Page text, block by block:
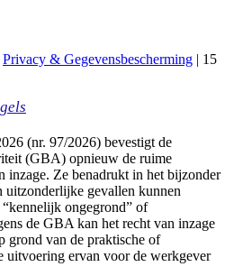
Privacy & Gegevensbescherming | 15
(nr. 97/2026) bevestigt de
(GBA) opnieuw de ruime
inzage. Ze benadrukt in het bijzonder
uitzonderlijke gevallen kunnen
ongegrond” of
de GBA kan het recht van inzage
grond van de praktische of
uitvoering ervan voor de werkgever